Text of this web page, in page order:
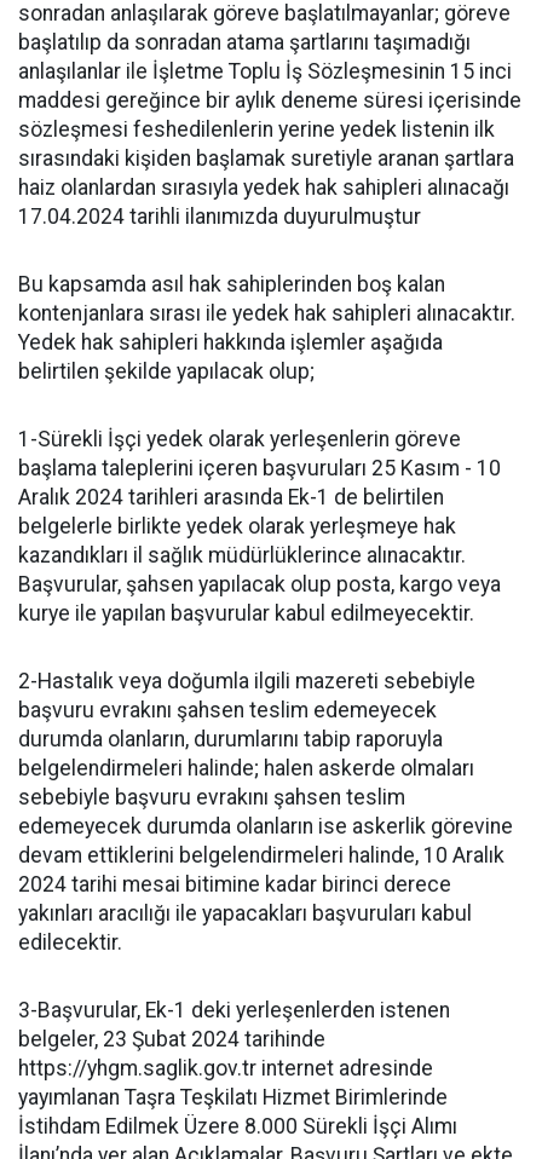
sonradan anlaşılarak göreve başlatılmayanlar; göreve
başlatılıp da sonradan atama şartlarını taşımadığı
anlaşılanlar ile İşletme Toplu İş Sözleşmesinin 15 inci
maddesi gereğince bir aylık deneme süresi içerisinde
sözleşmesi feshedilenlerin yerine yedek listenin ilk
sırasındaki kişiden başlamak suretiyle aranan şartlara
haiz olanlardan sırasıyla yedek hak sahipleri alınacağı
17.04.2024 tarihli ilanımızda duyurulmuştur
Bu kapsamda asıl hak sahiplerinden boş kalan
kontenjanlara sırası ile yedek hak sahipleri alınacaktır.
Yedek hak sahipleri hakkında işlemler aşağıda
belirtilen şekilde yapılacak olup;
1-Sürekli İşçi yedek olarak yerleşenlerin göreve
başlama taleplerini içeren başvuruları 25 Kasım - 10
Aralık 2024 tarihleri arasında Ek-1 de belirtilen
belgelerle birlikte yedek olarak yerleşmeye hak
kazandıkları il sağlık müdürlüklerince alınacaktır.
Başvurular, şahsen yapılacak olup posta, kargo veya
kurye ile yapılan başvurular kabul edilmeyecektir.
2-Hastalık veya doğumla ilgili mazereti sebebiyle
başvuru evrakını şahsen teslim edemeyecek
durumda olanların, durumlarını tabip raporuyla
belgelendirmeleri halinde; halen askerde olmaları
sebebiyle başvuru evrakını şahsen teslim
edemeyecek durumda olanların ise askerlik görevine
devam ettiklerini belgelendirmeleri halinde, 10 Aralık
2024 tarihi mesai bitimine kadar birinci derece
yakınları aracılığı ile yapacakları başvuruları kabul
edilecektir.
3-Başvurular, Ek-1 deki yerleşenlerden istenen
belgeler, 23 Şubat 2024 tarihinde
https://yhgm.saglik.gov.tr internet adresinde
yayımlanan Taşra Teşkilatı Hizmet Birimlerinde
İstihdam Edilmek Üzere 8.000 Sürekli İşçi Alımı